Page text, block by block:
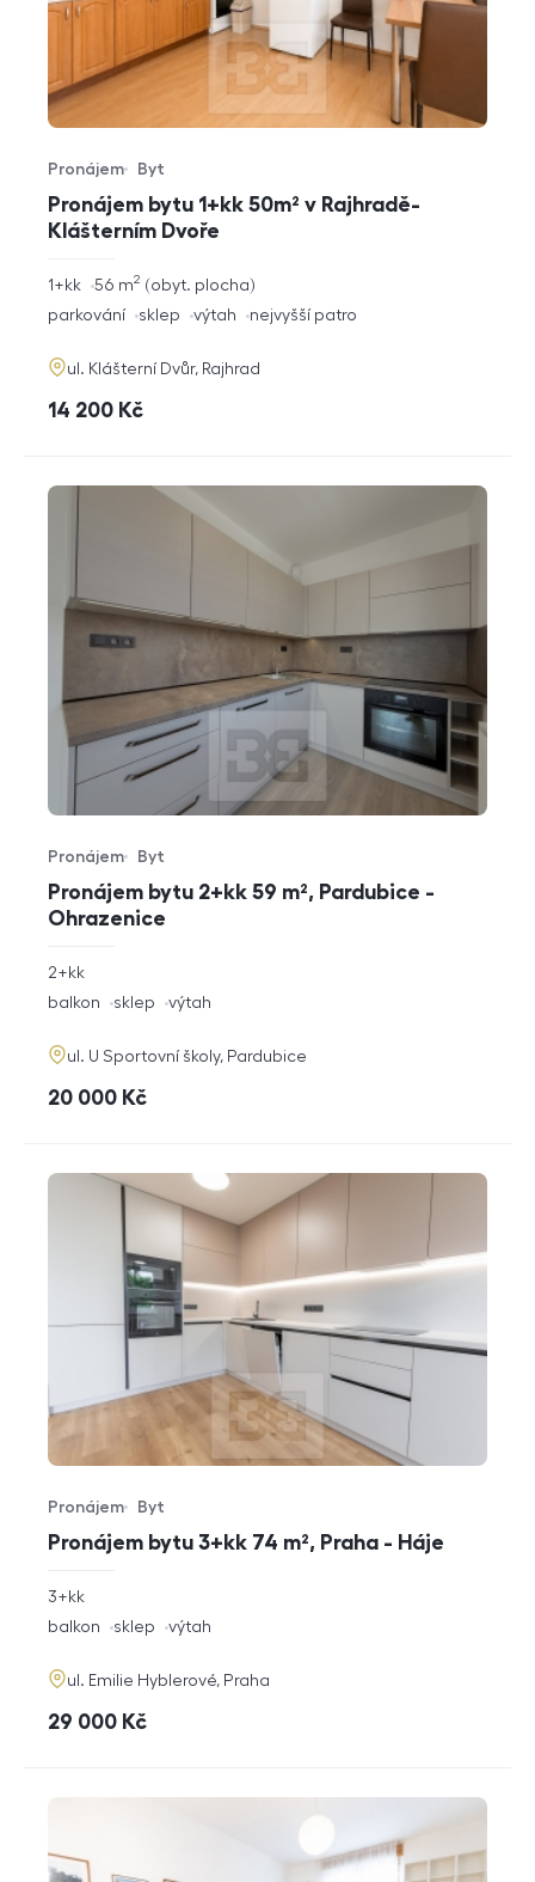
Pronájem bytu 1+kk 50m² v Rajhradě-
Klášterním Dvoře
Typ nabídky
Pronájem
Typ nemovitosti
Byt
rozměry
dispozice
1+kk obyt. plocha
56 m2
funkce
parkování sklep výtah nejvyšší patro
adresa
ul. Klášterní Dvůr, Rajhrad
cena
14 200 Kč
Pronájem bytu 2+kk 59 m², Pardubice -
Ohrazenice
Typ nabídky
Pronájem
Typ nemovitosti
Byt
rozměry
dispozice
2+kk
funkce
balkon sklep výtah
adresa
ul. U Sportovní školy, Pardubice
cena
20 000 Kč
Pronájem bytu 3+kk 74 m², Praha - Háje
Typ nabídky
Pronájem
Typ nemovitosti
Byt
rozměry
3+kk
funkce
balkon sklep výtah
adresa
ul. Emilie Hyblerové, Praha
cena
29 000 Kč